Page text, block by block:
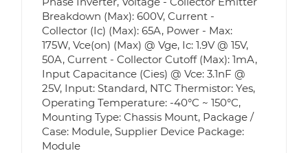
Breakdown (Max): 600V, Current -
Collector (Ic) (Max): 65A, Power - Max:
175W, Vce(on) (Max) @ Vge, Ic: 1.9V @ 15V,
50A, Current - Collector Cutoff (Max): 1mA,
Input Capacitance (Cies) @ Vce: 3.1nF @
25V, Input: Standard, NTC Thermistor: Yes,
Operating Temperature: -40°C ~ 150°C,
Mounting Type: Chassis Mount, Package /
Case: Module, Supplier Device Package:
Module